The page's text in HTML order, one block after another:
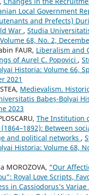
Local Government
and Prefects)
War , Studia
68, No. 2,
FAUR, Liberalism and
of Aurel C. Popovici ,
Historia: Volume 66,
2021
Medievalism.
Babeș-Bolyai
2023
The Institution
Between
and political networks ,
Historia: Volume 68,
MOROZOVA, “Our
Royal Love Scripts,
in Cassiodorus’s Variae